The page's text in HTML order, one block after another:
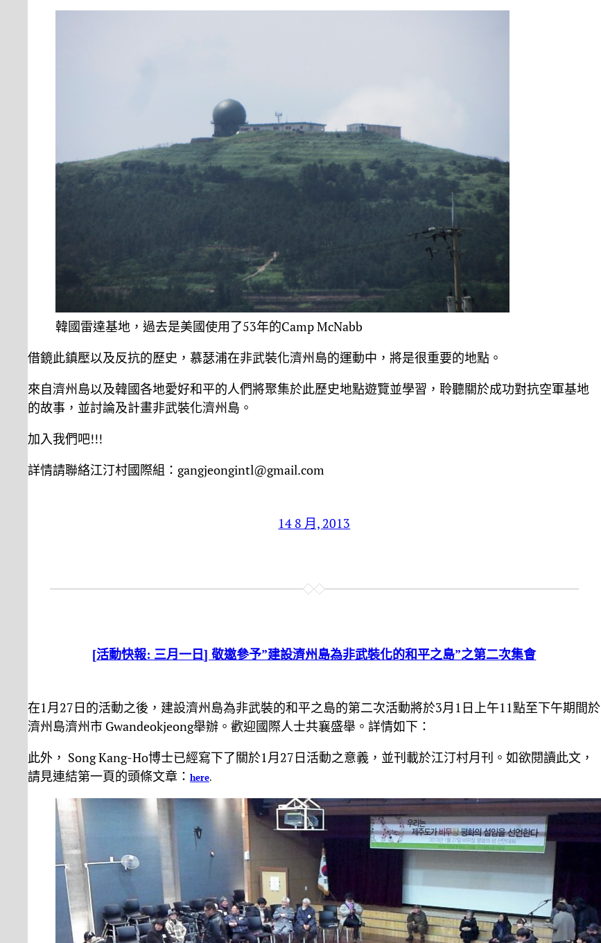
韓國雷達基地，過去是美國使用了53年的Camp McNabb
借鏡此鎮壓以及反抗的歷史，慕瑟浦在非武裝化濟州島的運動中，將是很重要的地點。
來自濟州島以及韓國各地愛好和平的人們將聚集於此歷史地點遊覽並學習，聆聽關於成功對抗空軍基地
的故事，並討論及計畫非武裝化濟州島。
加入我們吧!!!
詳情請聯絡江汀村國際組：gangjeongintl@gmail.com
14 8 月, 2013
[活動快報: 三月一日] 敬邀參予”建設濟州島為非武裝化的和平之島”之第二次集會
在1月27日的活動之後，建設濟州島為非武裝的和平之島的第二次活動將於3月1日上午11點至下午期間於
濟州島濟州市 Gwandeokjeong舉辦。歡迎國際人士共襄盛舉。詳情如下：
此外， Song Kang-Ho博士已經寫下了關於1月27日活動之意義，並刊載於江汀村月刊。如欲閱讀此文，
請見連結第一頁的頭條文章： here.